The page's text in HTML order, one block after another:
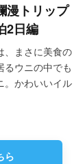
漫トリップ
2日編
、まさに美食の
るウニの中でも
。かわいいイル
ら